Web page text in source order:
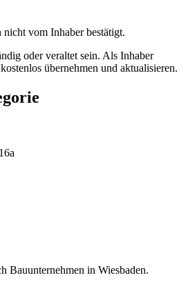
vom Inhaber bestätigt.
oder veraltet sein. Als Inhaber
übernehmen und aktualisieren.
Bauunternehmen in Wiesbaden.